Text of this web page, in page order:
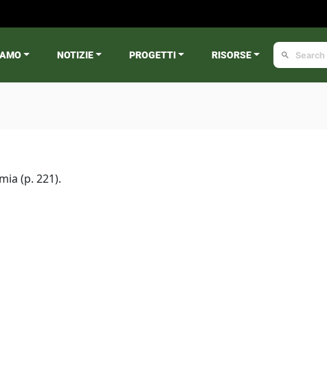
NOTIZIE PROGETTI RISORSE
(p. 221).